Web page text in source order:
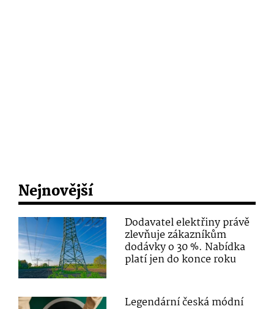
Nejnovější
Dodavatel elektřiny právě
zlevňuje zákazníkům
dodávky o 30 %. Nabídka
platí jen do konce roku
Legendární česká módní